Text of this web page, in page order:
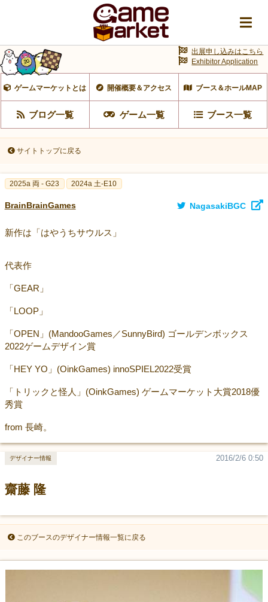
ゲームマーケットとは 開催概要＆アクセス ブース＆ホールMAP
ブログ一覧 ゲーム一覧 ブース一覧
出展申し込みはこちら
Exhibitor Application
サイトトップに戻る
2025a 両 - G23 2024a 土-E10
BrainBrainGames NagasakiBGC
新作は「はやうちサウルス」
代表作
「GEAR」
「LOOP」
「OPEN」(MandooGames／SunnyBird) ゴールデンボックス
2022ゲームデザイン賞
「HEY YO」(OinkGames) innoSPIEL2022受賞
「トリックと怪人」(OinkGames) ゲームマーケット大賞2018優
秀賞
from 長崎。
齋藤 隆
2016/2/6 0:50
デザイナー情報
このブースのデザイナー情報一覧に戻る